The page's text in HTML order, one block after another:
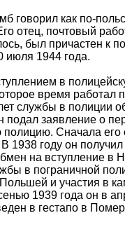
говорил как по-
отец, почтовый
был причастен к
июля 1944 года.
в
время работал
службы в полиции
подал заявление о
полицию. Сначала его
1938 году он
на вступление в
в пограничной
и участия в
1939 года он в
в гестапо в